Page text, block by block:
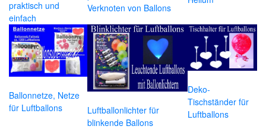
praktisch und
einfach
Verknoten von Ballons
Ballonnetze, Netze
für Luftballons
Luftballonlichter für
blinkende Ballons
Deko-
Tischständer für
Luftballons